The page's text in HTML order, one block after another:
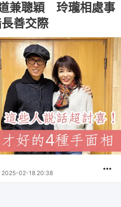
兼聰穎 玲瓏相處事
善交際
2025-02-18 20:38